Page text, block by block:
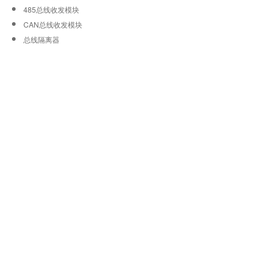
485总线收发模块
CAN总线收发模块
总线隔离器